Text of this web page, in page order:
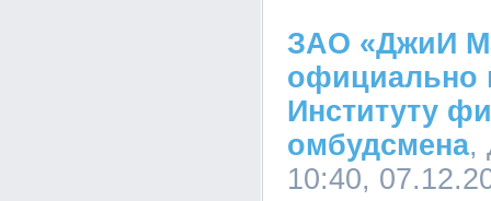
ЗАО «ДжиИ
официально
Институту
омбудсмена,
10:40,